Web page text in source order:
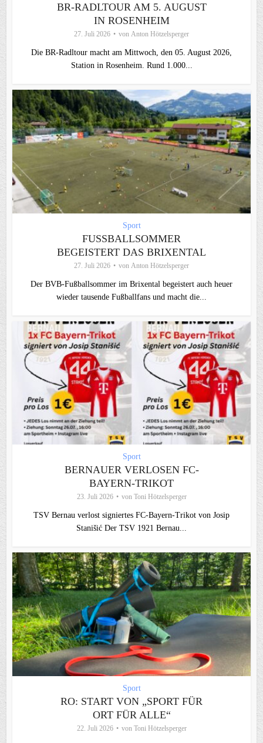
BR-RADLTOUR AM 5. AUGUST
IN ROSENHEIM
27. Juli 2026 von Anton Hötzelsperger
Die BR-Radltour macht am Mittwoch, den 05. August 2026,
Station in Rosenheim. Rund 1.000...
Sport
FUSSBALLSOMMER B
EGEISTERT DAS BRIXENTAL
27. Juli 2026 von Anton Hötzelsperger
Der BVB-Fußballsommer im Brixental begeistert auch heuer
wieder tausende Fußballfans und macht die...
Sport
BERNAUER VERLOSEN FC-
BAYERN-TRIKOT
23. Juli 2026 von Toni Hötzelsperger
TSV Bernau verlost signiertes FC‑Bayern‑Trikot von Josip
Stanišić Der TSV 1921 Bernau...
Sport
RO: START VON „SPORT FÜR
ORT FÜR ALLE“
22. Juli 2026 von Toni Hötzelsperger